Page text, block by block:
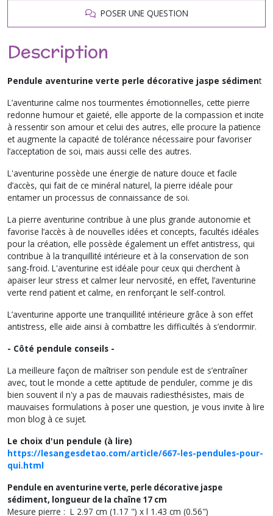
POSER UNE QUESTION
Description
Pendule aventurine verte perle décorative jaspe sédiment
L’aventurine calme nos tourmentes émotionnelles, cette pierre
redonne humour et gaieté, elle apporte de la compassion et incite
à ressentir son amour et celui des autres, elle procure la patience
et augmente la capacité de tolérance nécessaire pour favoriser
l’acceptation de soi, mais aussi celle des autres.
L'aventurine possède une énergie de nature douce et facile
d’accès, qui fait de ce minéral naturel, la pierre idéale pour
entamer un processus de connaissance de soi.
La pierre aventurine contribue à une plus grande autonomie et
favorise l’accès à de nouvelles idées et concepts, facultés idéales
pour la création, elle possède également un effet antistress, qui
contribue à la tranquillité intérieure et à la conservation de son
sang-froid. L'aventurine est idéale pour ceux qui cherchent à
apaiser leur stress et calmer leur nervosité, en effet, l’aventurine
verte rend patient et calme, en renforçant le self-control.
L’aventurine apporte une tranquillité intérieure grâce à son effet
antistress, elle aide ainsi à combattre les difficultés à s’endormir.
- Côté pendule conseils -
La meilleure façon de maîtriser son pendule est de s’entraîner
avec, tout le monde a cette aptitude de penduler, comme je dis
bien souvent il n'y a pas de mauvais radiesthésistes, mais de
mauvaises formulations à poser une question, je vous invite à lire
mon blog à ce sujet.
Le choix d'un pendule (à lire)
https://lesangesdetao.com/article/667-les-pendules-pour-
qui.html
Pendule en aventurine verte, perle décorative jaspe
sédiment, longueur de la chaîne 17 cm
Mesure pierre : L 2.97 cm (1.17 ") x l 1.43 cm (0.56")